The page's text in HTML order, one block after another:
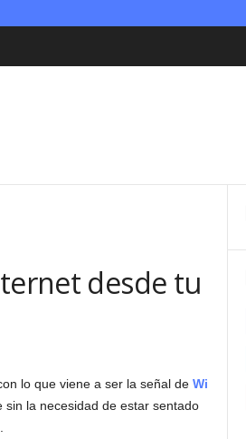
desde tu
lo que viene a ser la señal de Wi
la necesidad de estar sentado